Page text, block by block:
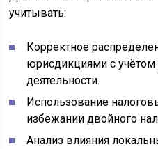
учитывать:
Корректное
юрисдикциями с
деятельности.
Использование
избежании двойного
Анализ влияния